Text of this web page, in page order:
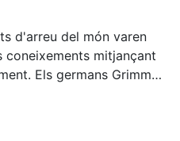
d'arreu del món varen
mitjançant
Els germans Grimm
rellevant a passar
pretén introduir a